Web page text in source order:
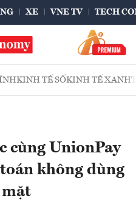
XE VNE TV TECH
KINH TẾ SỐKINH TẾ XANH
cùng UnionPay
không dùng